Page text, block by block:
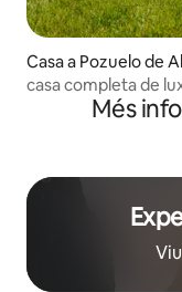
Casa a Pozuelo de
casa completa de
Més